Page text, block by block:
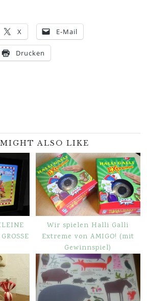
X E-Mail
Drucken
ALSO LIKE
Wir spielen Halli Galli
Extreme von AMIGO! (mit
Gewinnspiel)